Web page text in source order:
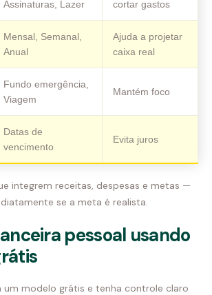
Assinaturas, Lazer
cortar gastos
Mensal, Semanal,
Anual
Ajuda a projetar
caixa real
Fundo emergência,
Viagem
Mantém foco
Datas de
vencimento
Evita juros
integrem receitas, despesas e metas —
se a meta é realista.
pessoal usando
um modelo grátis e tenha controle claro